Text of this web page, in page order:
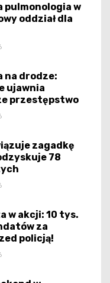
pulmonologia w
oddział dla
na drodze:
ujawnia
przestępstwo
zagadkę
78
w akcji: 10 tys.
za
policją!